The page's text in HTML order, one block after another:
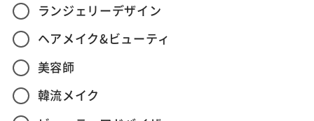
ランジェリーデザイン
ヘアメイク&ビューティ
美容師
韓流メイク